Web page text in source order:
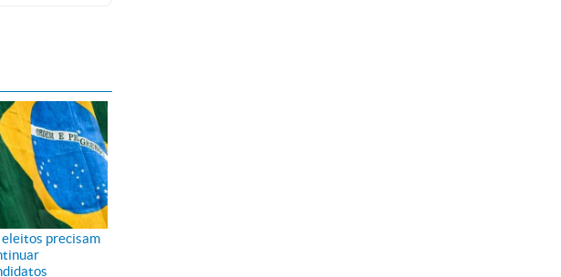
eleitos precisam